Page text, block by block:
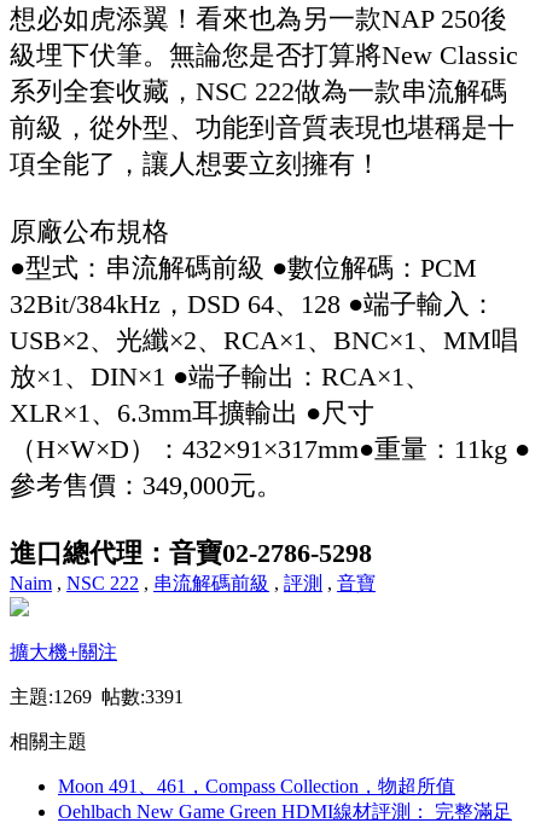
想必如虎添翼！看來也為另一款NAP 250後
級埋下伏筆。無論您是否打算將New Classic
系列全套收藏，NSC 222做為一款串流解碼
前級，從外型、功能到音質表現也堪稱是十
項全能了，讓人想要立刻擁有！
原廠公布規格
●型式：串流解碼前級 ●數位解碼：PCM
32Bit/384kHz，DSD 64、128 ●端子輸入：
USB×2、光纖×2、RCA×1、BNC×1、MM唱
放×1、DIN×1 ●端子輸出：RCA×1、
XLR×1、6.3mm耳擴輸出 ●尺寸
（H×W×D）：432×91×317mm●重量：11kg ●
參考售價：349,000元。
進口總代理：音寶02-2786-5298
Naim , NSC 222 , 串流解碼前級 , 評測 , 音寶
擴大機+關注
主題:1269 帖數:3391
相關主題
Moon 491、461，Compass Collection，物超所值
Oehlbach New Game Green HDMI線材評測： 完整滿足